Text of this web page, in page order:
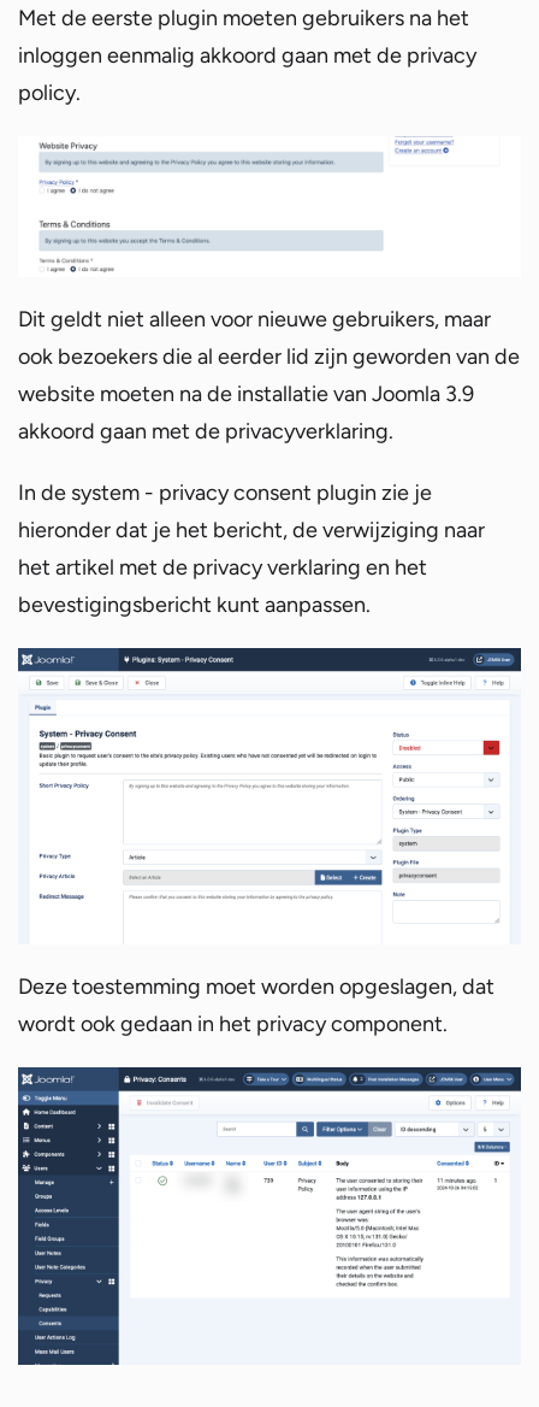
Met de eerste plugin moeten gebruikers na het
inloggen eenmalig akkoord gaan met de privacy
policy.
Dit geldt niet alleen voor nieuwe gebruikers, maar
ook bezoekers die al eerder lid zijn geworden van de
website moeten na de installatie van Joomla 3.9
akkoord gaan met de privacyverklaring.
In de system - privacy consent plugin zie je
hieronder dat je het bericht, de verwijziging naar
het artikel met de privacy verklaring en het
bevestigingsbericht kunt aanpassen.
Deze toestemming moet worden opgeslagen, dat
wordt ook gedaan in het privacy component.